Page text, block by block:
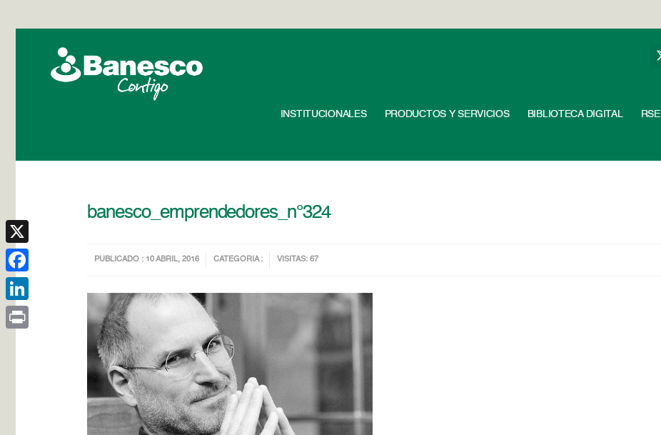
INSTITUCIONALES PRODUCTOS Y SERVICIOS BIBLIOTECA DIGITAL RSE
banesco_emprendedores_n°324
PUBLICADO : 10 ABRIL, 2016 CATEGORIA : VISITAS: 67
X
Facebook
LinkedIn